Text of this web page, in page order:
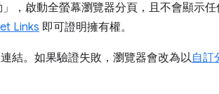
，啟動全螢幕瀏覽器分頁，且不會顯示任
Links 即可證明擁有權。
結。如果驗證失敗，瀏覽器會改為以自訂